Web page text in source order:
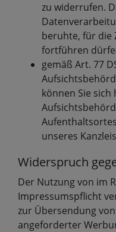
zu widerrufen.
beruhte, für die
fortführen
gemäß Art. 77
können Sie
unseres
Widerspruch
Der Nutzung von im
Impressumspflicht
zur Übersendung
angeforderter